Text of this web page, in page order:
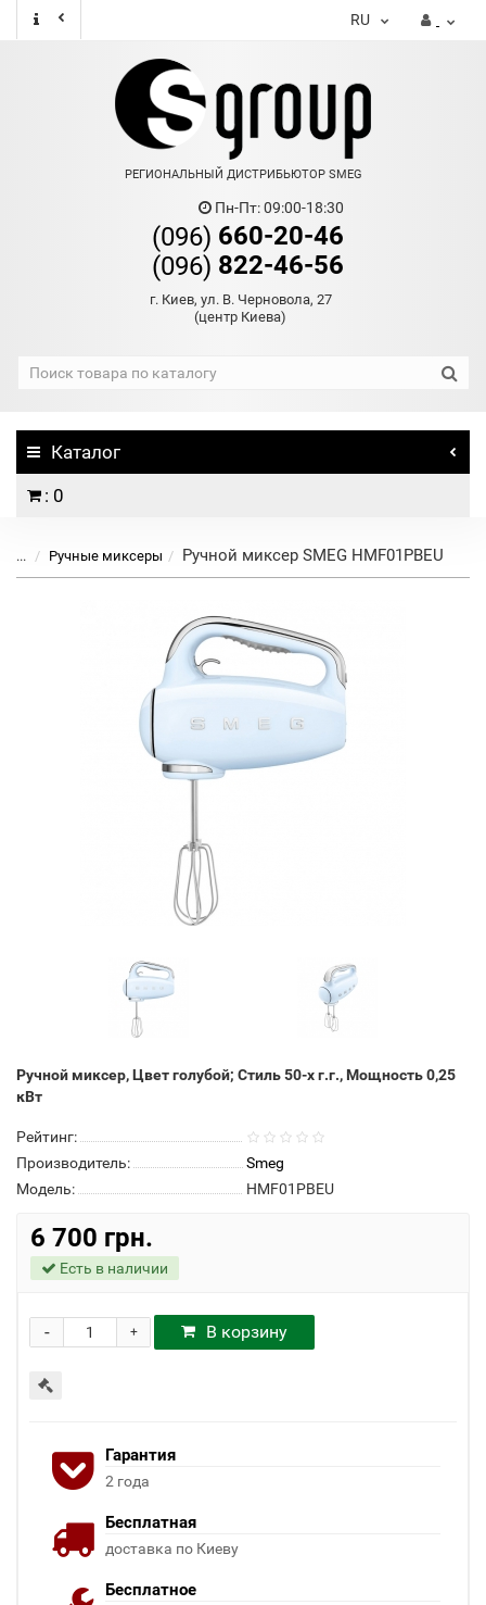
RU
РЕГИОНАЛЬНЫЙ ДИСТРИБЬЮТОР SMEG
Пн-Пт: 09:00-18:30
(096) 660-20-46
(096) 822-46-56
г. Киев, ул. В. Черновола, 27
(центр Киева)
Каталог
: 0
... Ручные миксеры Ручной миксер SMEG HMF01PBEU
Ручной миксер, Цвет голубой; Стиль 50-х г.г., Мощность 0,25
кВт
Рейтинг:
Производитель:
Smeg
Модель:
HMF01PBEU
6 700 грн.
Есть в наличии
+
- В корзину
Гарантия
2 года
Бесплатная
доставка по Киеву
Бесплатное